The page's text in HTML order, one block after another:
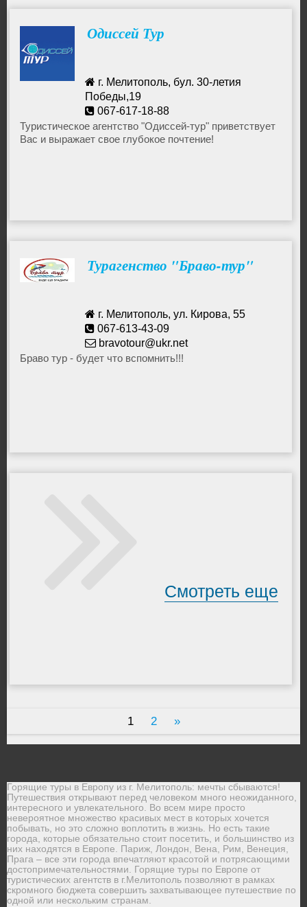
Одиссей Тур
г. Мелитополь, бул. 30-летия
Победы,19
067-617-18-88
odisseytur888@yandex.ru
Туристическое агентство "Одиссей-тур" приветствует
Вас и выражает свое глубокое почтение!
Турагенство "Браво-тур"
г. Мелитополь, ул. Кирова, 55
067-613-43-09
bravotour@ukr.net
Браво тур - будет что вспомнить!!!
Смотреть еще
1 2 »
Горящие туры в Европу из г. Мелитополь: мечты сбываются!
Путешествия открывают перед человеком много неожиданного,
интересного и увлекательного. Во всем мире просто
невероятное множество красивых мест в которых хочется
побывать, но это сложно воплотить в жизнь. Но есть такие
города, которые обязательно стоит посетить, и большинство из
них находятся в Европе. Париж, Лондон, Вена, Рим, Венеция,
Прага – все эти города впечатляют красотой и потрясающими
достопримечательностями. Горящие туры по Европе от
туристических агентств в г.Мелитополь позволяют в рамках
скромного бюджета совершить захватывающее путешествие по
одной или нескольким странам.